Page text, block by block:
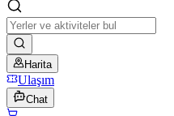
Harita
Ulaşım
Chat